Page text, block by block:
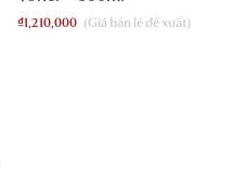
₫1,210,000